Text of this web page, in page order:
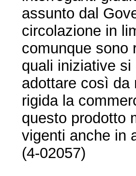
assunto dal
circolazione in
comunque sono
quali iniziative
adottare così da
rigida la
questo prodotto
vigenti anche in
(4-02057)